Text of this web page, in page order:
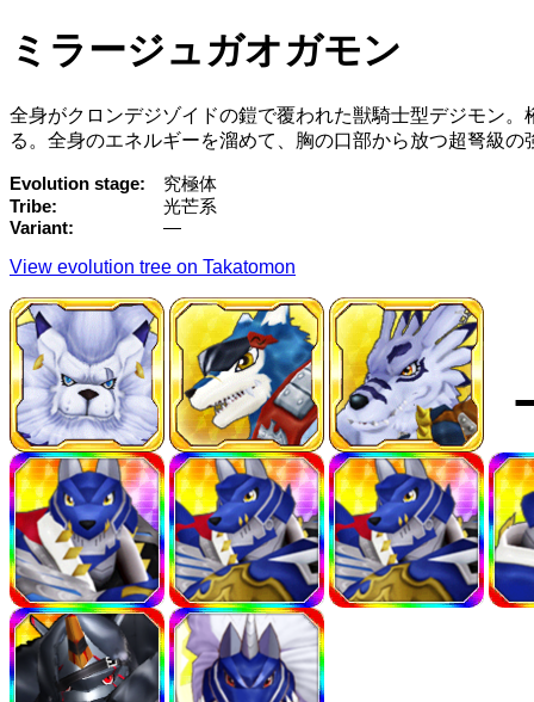
ミラージュガオガモン
全身がクロンデジゾイドの鎧で覆われた獣騎士型デジモン
る。全身のエネルギーを溜めて、胸の口部から放つ超弩級の
Evolution stage
究極体
Tribe
光芒系
Variant
—
View evolution tree on Takatomon